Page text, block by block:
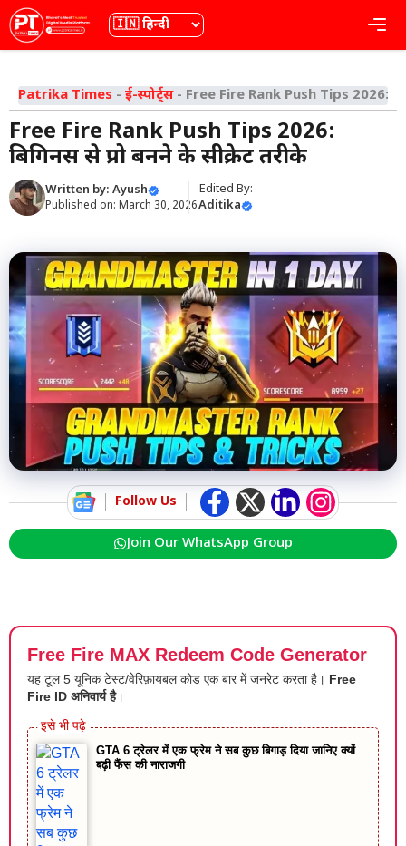
Skip
to
content
भाषा
Patrika Times - ई-स्पोर्ट्स- Free Fire Rank Push Tips 2026:
Free Fire Rank Push Tips 2026:
बिगिनर्स से प्रो बनने के सीक्रेट तरीके
Written by: Ayush
Published on: March 30, 2026
Edited By:
Aditika
Follow Us
Join Our WhatsApp Group
Free Fire MAX Redeem Code Generator
यह टूल 5 यूनिक टेस्ट/वेरिफ़ायबल कोड एक बार में जनरेट करता है। Free
Fire ID अनिवार्य है।
GTA 6 ट्रेलर में एक फ्रेम ने सब कुछ बिगाड़ दिया जानिए क्यों
बढ़ी फैंस की नाराजगी